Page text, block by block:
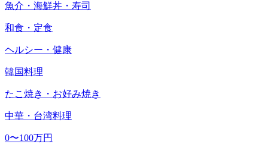
魚介・海鮮丼・寿司
和食・定食
ヘルシー・健康
韓国料理
たこ焼き・お好み焼き
中華・台湾料理
0〜100万円